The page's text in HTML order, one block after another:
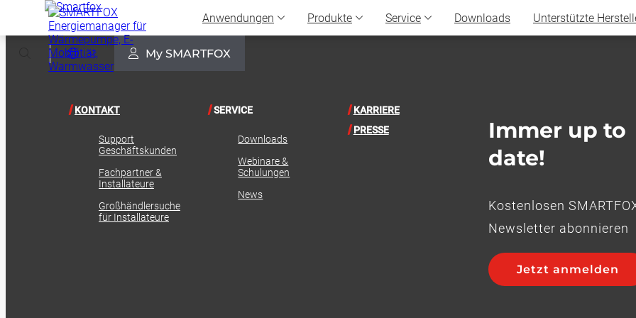
Anwendungen Produkte Service Downloads Unterstützte
Select Language▼
My SMARTFOX
KONTAKT
Support
Geschäftskunden
Fachpartner &
Installateure
Großhändlersuche
für Installateure
SERVICE
Downloads
Webinare &
Schulungen
News
KARRIERE
PRESSE
Immer up to
date!
Kostenlosen
Newsletter abonnieren
Jetzt anmelden